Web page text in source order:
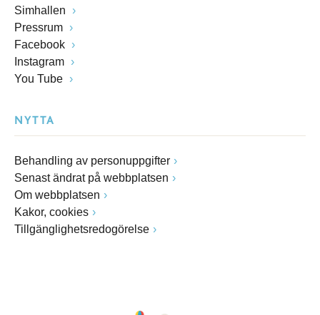
Simhallen
Pressrum
Facebook
Instagram
You Tube
NYTTA
Behandling av personuppgifter
Senast ändrat på webbplatsen
Om webbplatsen
Kakor, cookies
Tillgänglighetsredogörelse